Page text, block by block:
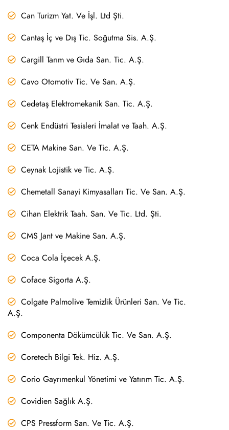
Can Turizm Yat. Ve İşl. Ltd Şti.
Cantaş İç ve Dış Tic. Soğutma Sis. A.Ş.
Cargill Tarım ve Gıda San. Tic. A.Ş.
Cavo Otomotiv Tic. Ve San. A.Ş.
Cedetaş Elektromekanik San. Tic. A.Ş.
Cenk Endüstri Tesisleri İmalat ve Taah. A.Ş.
CETA Makine San. Ve Tic. A.Ş.
Ceynak Lojistik ve Tic. A.Ş.
Chemetall Sanayi Kimyasalları Tic. Ve San. A.Ş.
Cihan Elektrik Taah. San. Ve Tic. Ltd. Şti.
CMS Jant ve Makine San. A.Ş.
Coca Cola İçecek A.Ş.
Coface Sigorta A.Ş.
Colgate Palmolive Temizlik Ürünleri San. Ve Tic.
A.Ş.
Componenta Dökümcülük Tic. Ve San. A.Ş.
Coretech Bilgi Tek. Hiz. A.Ş.
Corio Gayrımenkul Yönetimi ve Yatırım Tic. A.Ş.
Covidien Sağlık A.Ş.
CPS Pressform San. Ve Tic. A.Ş.